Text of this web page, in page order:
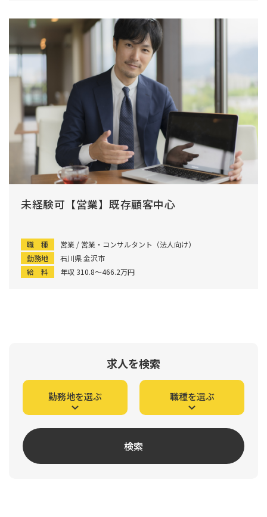
未経験可【営業】既存顧客中心
職 種
営業 / 営業・コンサルタント（法人向け）
勤務地
石川県 金沢市
給 料
年収 310.8〜466.2万円
求人を検索
勤務地を選ぶ 職種を選ぶ
検索